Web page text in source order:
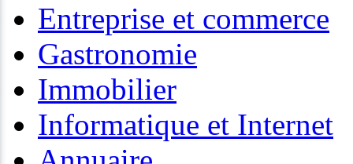
Entreprise et commerce
Gastronomie
Immobilier
Informatique et Internet